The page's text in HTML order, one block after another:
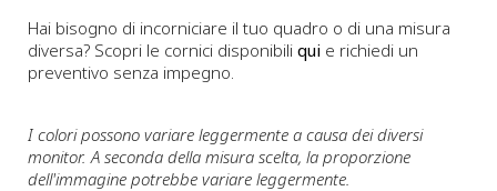
Hai bisogno di incorniciare il tuo quadro o di una misura
diversa? Scopri le cornici disponibili qui e richiedi un
preventivo senza impegno.
I colori possono variare leggermente a causa dei diversi
monitor. A seconda della misura scelta, la proporzione
dell'immagine potrebbe variare leggermente.